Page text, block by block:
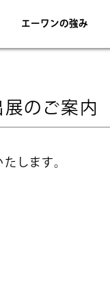
エーワンの強み
展のご案内
します。